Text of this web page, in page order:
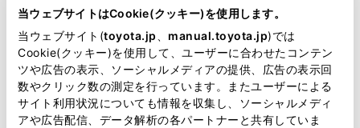
当ウェブサイトはCookie(クッキー)を使用します。
当ウェブサイト(toyota.jp manual.toyota.jp)では
Cookie(クッキー)を使用して、ユーザーに合わせたコンテン
ツや広告の表示、ソーシャルメディアの提供、広告の表示回
数やクリック数の測定を行っています。またユーザーによる
サイト利用状況についても情報を収集し、ソーシャルメディ
アや広告配信、データ解析の各パートナーと共有していま
：ｽﾏｰﾄｷ-
リモコンスターター
ETC